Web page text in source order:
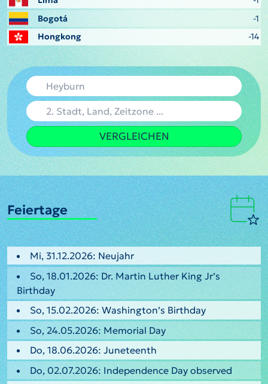
Bogotá
-1
Hongkong
-14
VERGLEICHEN
Feiertage
Mi, 31.12.2026: Neujahr
So, 18.01.2026: Dr. Martin Luther King Jr’s
Birthday
So, 15.02.2026: Washington’s Birthday
So, 24.05.2026: Memorial Day
Do, 18.06.2026: Juneteenth
Do, 02.07.2026: Independence Day observed